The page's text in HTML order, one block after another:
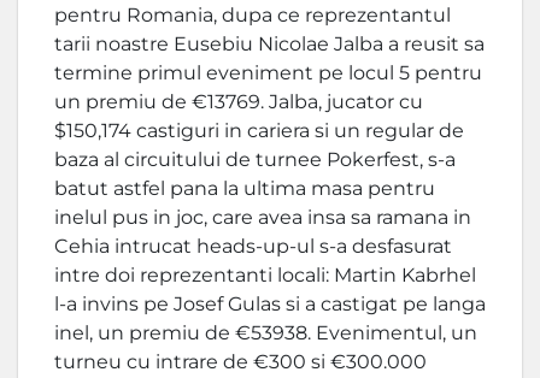
pentru Romania, dupa ce reprezentantul
tarii noastre Eusebiu Nicolae Jalba a reusit sa
termine primul eveniment pe locul 5 pentru
un premiu de €13769. Jalba, jucator cu
$150,174 castiguri in cariera si un regular de
baza al circuitului de turnee Pokerfest, s-a
batut astfel pana la ultima masa pentru
inelul pus in joc, care avea insa sa ramana in
Cehia intrucat heads-up-ul s-a desfasurat
intre doi reprezentanti locali: Martin Kabrhel
l-a invins pe Josef Gulas si a castigat pe langa
inel, un premiu de €53938. Evenimentul, un
turneu cu intrare de €300 si €300.000